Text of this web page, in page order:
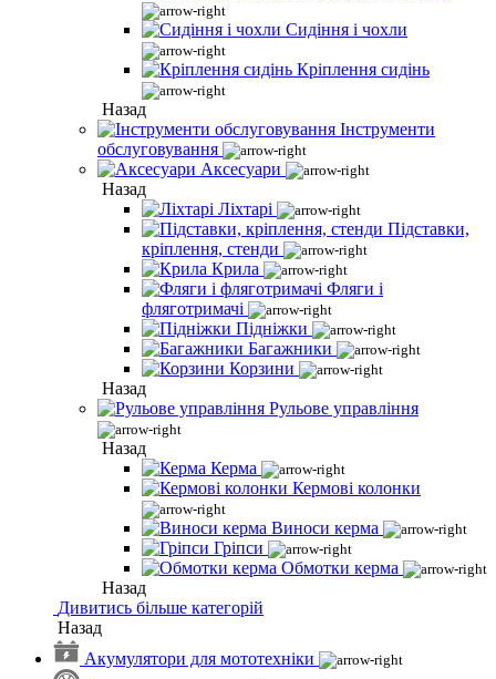
Сидіння і чохли
Кріплення сидінь
Назад
Інструменти
обслуговування
Аксесуари
Назад
Ліхтарі
Підставки,
кріплення, стенди
Крила
Фляги і
фляготримачі
Підніжки
Багажники
Корзини
Назад
Рульове управління
Назад
Керма
Кермові колонки
Виноси керма
Гріпси
Обмотки керма
Назад
Дивитись більше категорій
Назад
Акумулятори для мототехніки